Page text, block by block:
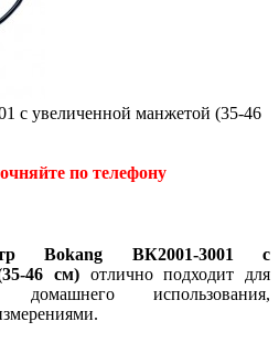
с увеличенной манжетой (35-46
по телефону
Bokang ВК2001-3001 с
46 см) отлично подходит для
домашнего использования,